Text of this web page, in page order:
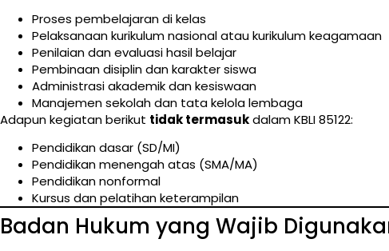
Proses pembelajaran di kelas
Pelaksanaan kurikulum nasional atau kurikulum keagamaan
Penilaian dan evaluasi hasil belajar
Pembinaan disiplin dan karakter siswa
Administrasi akademik dan kesiswaan
Manajemen sekolah dan tata kelola lembaga
Adapun kegiatan berikut tidak termasukdalam KBLI 85122:
Pendidikan dasar (SD/MI)
Pendidikan menengah atas (SMA/MA)
Pendidikan nonformal
Kursus dan pelatihan keterampilan
Badan Hukum yang Wajib